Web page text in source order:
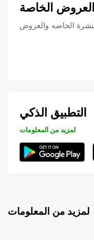
العروض الخاصة
الخاصه والعروض
التطبيق الذكي
لمزيد من المعلومات
لمزيد من المعلومات